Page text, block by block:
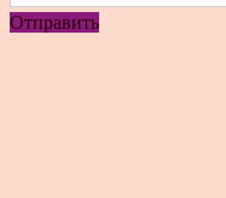
Отправить